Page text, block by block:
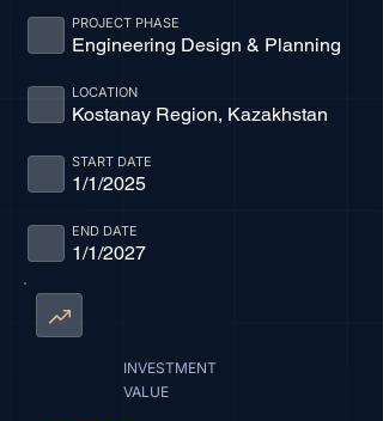
Engineering Design & Planning
PROJECT PHASE
Kostanay Region, Kazakhstan
LOCATION
1/1/2025
START DATE
1/1/2027
END DATE
INVESTMENT
VALUE